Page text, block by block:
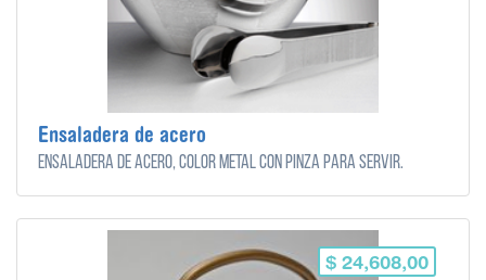
Ensaladera de acero
Ensaladera de acero, color metal con pinza para servir.
$ 24,608,00